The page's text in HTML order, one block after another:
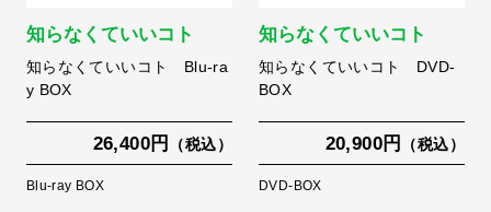
知らなくていいコト
知らなくていいコト Blu-ra
y BOX
26,400円 （税込）
Blu-ray BOX
知らなくていいコト
知らなくていいコト DVD-
BOX
20,900円 （税込）
DVD-BOX